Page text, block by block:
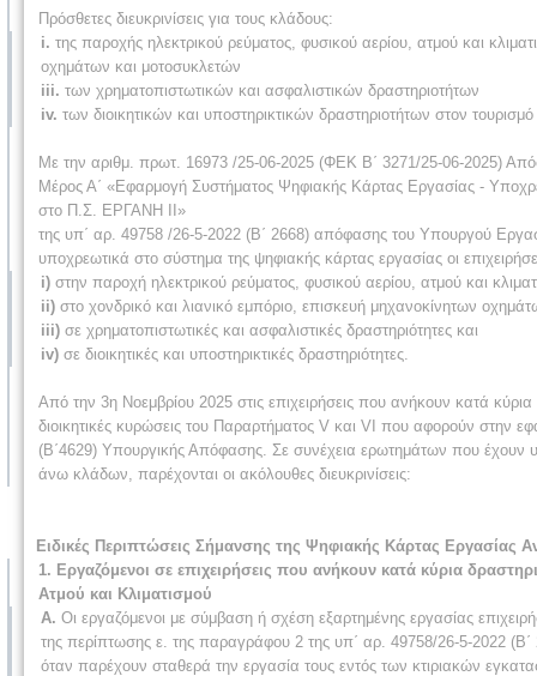
Πρόσθετες διευκρινίσεις για τους κλάδους:
i. της παροχής ηλεκτρικού ρεύματος, φυσικού αερίου, ατμού και
οχημάτων και μοτοσυκλετών
iii. των χρηματοπιστωτικών και ασφαλιστικών δραστηριοτήτων
iv. των διοικητικών και υποστηρικτικών δραστηριοτήτων στον τουρισμό
Με την αριθμ. πρωτ. 16973 /25-06-2025 (ΦΕΚ Β΄ 3271/25-06-2025)
Μέρος Α΄ «Εφαρμογή Συστήματος Ψηφιακής Κάρτας Εργασίας -
στο Π.Σ. ΕΡΓΑΝΗ ΙΙ»
της υπ΄ αρ. 49758 /26-5-2022 (Β΄ 2668) απόφασης του Υπουργού
υποχρεωτικά στο σύστημα της ψηφιακής κάρτας εργασίας οι
i) στην παροχή ηλεκτρικού ρεύματος, φυσικού αερίου, ατμού και
ii) στο χονδρικό και λιανικό εμπόριο, επισκευή μηχανοκίνητων
iii) σε χρηματοπιστωτικές και ασφαλιστικές δραστηριότητες και
iv) σε διοικητικές και υποστηρικτικές δραστηριότητες.
Από την 3η Νοεμβρίου 2025 στις επιχειρήσεις που ανήκουν κατά
διοικητικές κυρώσεις του Παραρτήματος V και VI που αφορούν στην
(Β΄4629) Υπουργικής Απόφασης. Σε συνέχεια ερωτημάτων που έχουν
άνω κλάδων, παρέχονται οι ακόλουθες διευκρινίσεις:
Ειδικές Περιπτώσεις Σήμανσης της Ψηφιακής Κάρτας Εργασίας
1. Εργαζόμενοι σε επιχειρήσεις που ανήκουν κατά κύρια
Ατμού και Κλιματισμού
Α. Οι εργαζόμενοι με σύμβαση ή σχέση εξαρτημένης εργασίας
της περίπτωσης ε. της παραγράφου 2 της υπ΄ αρ. 49758/26-5-2022
όταν παρέχουν σταθερά την εργασία τους εντός των κτιριακών